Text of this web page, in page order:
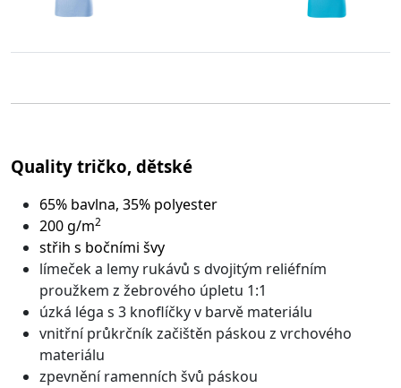
Quality tričko, dětské
65% bavlna, 35% polyester
200 g/m2
střih s bočními švy
límeček a lemy rukávů s dvojitým reliéfním
proužkem z žebrového úpletu 1:1
úzká léga s 3 knoflíčky v barvě materiálu
vnitřní průkrčník začištěn páskou z vrchového
materiálu
zpevnění ramenních švů páskou